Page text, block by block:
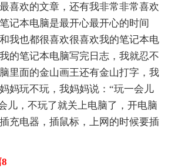
喜欢的文章，还有我非常非常喜欢
记本电脑是最开心最开心的时间
我也都很喜欢很喜欢我的笔记本电
的笔记本电脑写完日志，我就忍不
里面的金山画王还有金山打字，我
妈玩不玩，我妈妈说：“玩一会儿
儿，不玩了就关上电脑了，开电脑
充电器，插鼠标，上网的时候要插